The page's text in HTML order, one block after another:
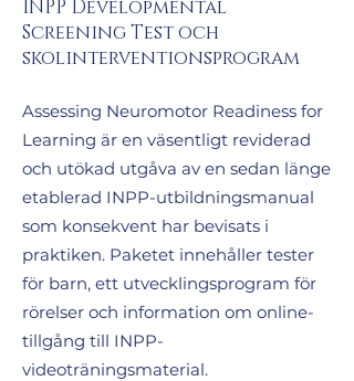
INPP Developmental
Screening Test och
skolinterventionsprogram
Assessing Neuromotor Readiness for
Learning är en väsentligt reviderad
och utökad utgåva av en sedan länge
etablerad INPP-utbildningsmanual
som konsekvent har bevisats i
praktiken. Paketet innehåller tester
för barn, ett utvecklingsprogram för
rörelser och information om online-
tillgång till INPP-
videoträningsmaterial.